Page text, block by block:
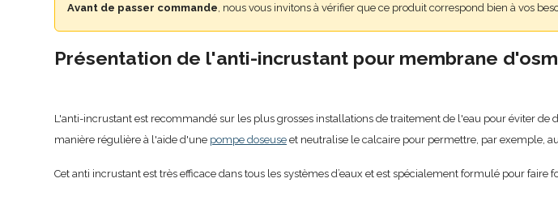
Avant de passer commande , nous vous invitons à vérifier que ce produit correspond bien à vos
Présentation de l'anti-incrustant pour membrane
L'anti-incrustant est recommandé sur les plus grosses installations de traitement de l'eau pour éviter
manière régulière à l'aide d'une pompe doseuse et neutralise le calcaire pour permettre, par exemple,
Cet anti incrustant est très efficace dans tous les systèmes d’eaux et est spécialement formulé pour